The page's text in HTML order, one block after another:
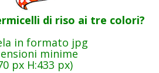
di riso ai tre colori?
in formato jpg
minime
px H:433 px)